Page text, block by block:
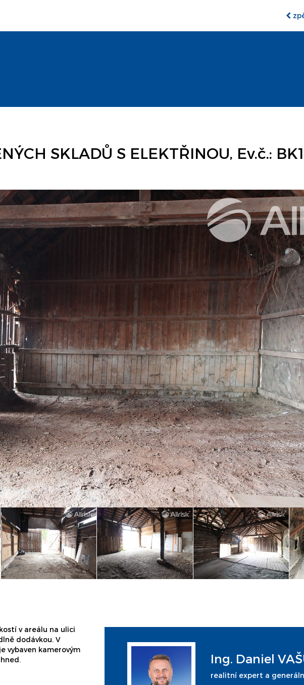
SKLADŮ S ELEKTŘINOU, Ev.č.:
v areálu na ulici
dodávkou. V
vybaven kamerovým
Ing. Daniel
realitní expert a